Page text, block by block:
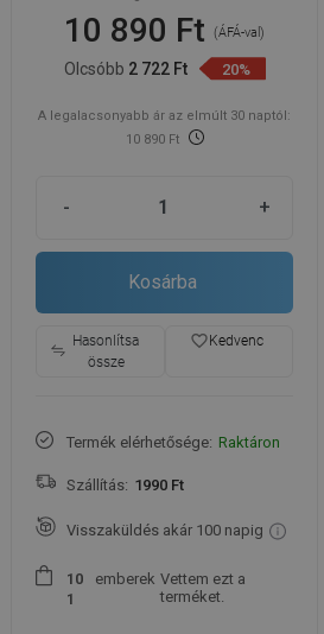
10 890 Ft(ÁFÁ-val)
Olcsóbb 2 722 Ft 20%
A legalacsonyabb ár az elmúlt 30 naptól:
10 890 Ft
- +
Kosárba
Hasonlítsa
össze
favorite_borderKedvenc
Termék elérhetősége: Raktáron
Szállítás: 1990 Ft
Visszaküldés akár 100 napig
1 0
1
emberek Vettem ezt a
terméket.